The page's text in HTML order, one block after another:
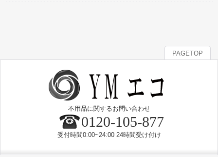
PAGETOP
不用品に関するお問い合わせ
0120-105-877
受付時間0:00~24:00 24時間受け付け